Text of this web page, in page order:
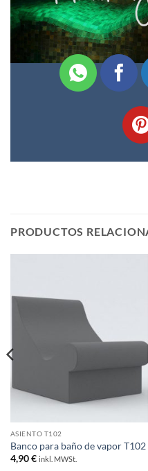
PRODUCTOS
ASIENTO T102
Banco para baño de vapor T102
4,90€ inkl. MWSt.